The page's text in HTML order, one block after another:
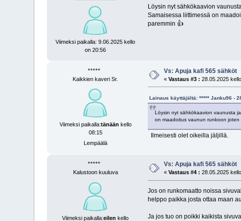
Viimeksi paikalla: 9.06.2025 kello
on 20:56
Löysin nyt sähkökaavion
Samaisessa liittimessä on
paremmin 👍
*****
Kaikkien kaveri Sr.
Viimeksi paikalla:tänään kello
08:15
Lempäälä
Vs: Apuja kafi 565 sähköt
«Vastaus #3 : 28.05.2025
Lainaus käyttäjältä: ***** Janku96 -
Löysin nyt sähkökaavion vaunusta
on maadoitus vaunun runkoon
Ilmeisesti olet oikeilla jäljillä.
*****
Kalustoon kuuluva
Viimeksi paikalla:eilen kello
Vs: Apuja kafi 565 sähköt
«Vastaus #4 : 28.05.2025
Jos on runkomaatto noissa
helppo paikka josta ottaa maan
Ja jos tuo on poikki kaikista